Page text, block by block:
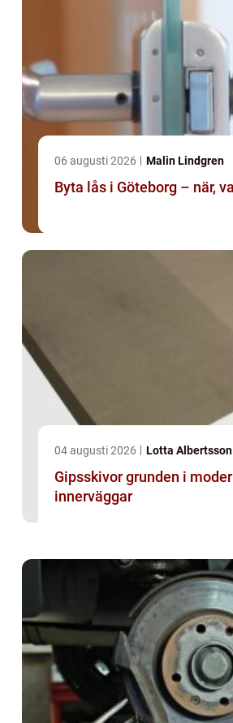
06 augusti 2026 Malin Lindgren
Byta lås i Göteborg – när,
04 augusti 2026 Lotta Albertsson
Gipsskivor grunden i moderna, hållbara
innerväggar